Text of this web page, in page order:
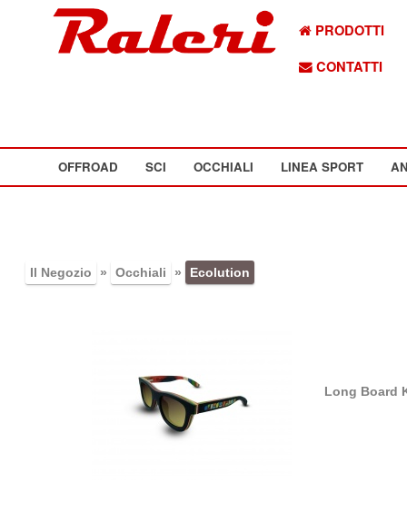
PRODOTTI
CONTATTI
OFFROAD SCI OCCHIALI LINEA SPORT
Il Negozio » Occhiali » Ecolution
Long Board